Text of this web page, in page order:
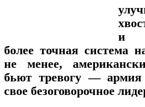
и
более точная система
не менее,
бьют тревогу —
свое безоговорочное